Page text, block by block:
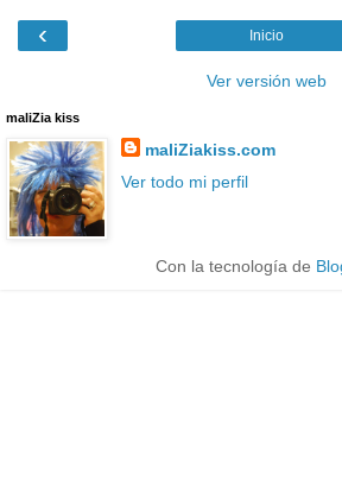
‹ Inicio
Ver versión web
maliZia kiss
maliZiakiss.com
Ver todo mi perfil
Con la tecnología de